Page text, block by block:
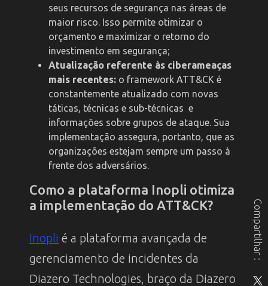
Compartilhar :
seus recursos de segurança nas áreas de
maior risco. Isso permite otimizar o
orçamento e maximizar o retorno do
investimento em segurança;
Atualização referente às ciberameaças
mais recentes: o framework ATT&CK é
constantemente atualizado com novas
táticas, técnicas e sub-técnicas e
informações sobre grupos de ataque. Sua
implementação assegura, portanto, que as
organizações estejam sempre um passo à
frente dos adversários.
Como a plataforma Inopli otimiza
a implementação do ATT&CK?
Inopli é a plataforma avançada de
gerenciamento de incidentes da
Diazero Technologies, braço da Diazero